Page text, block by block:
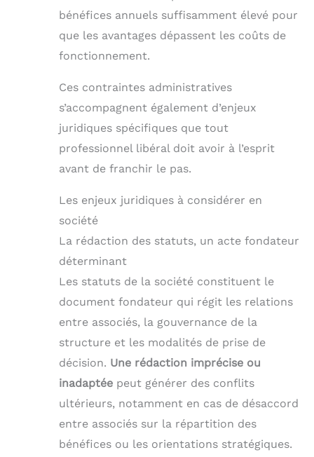
bénéfices annuels suffisamment élevé pour
que les avantages dépassent les coûts de
fonctionnement.
Ces contraintes administratives
s’accompagnent également d’enjeux
juridiques spécifiques que tout
professionnel libéral doit avoir à l’esprit
avant de franchir le pas.
Les enjeux juridiques à considérer en
société
La rédaction des statuts, un acte fondateur
déterminant
Les statuts de la société constituent le
document fondateur qui régit les relations
entre associés, la gouvernance de la
structure et les modalités de prise de
décision. Une rédaction imprécise ou
inadaptée peut générer des conflits
ultérieurs, notamment en cas de désaccord
entre associés sur la répartition des
bénéfices ou les orientations stratégiques.